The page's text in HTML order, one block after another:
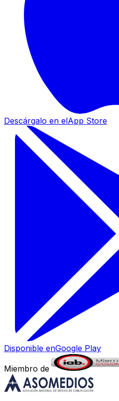
Descárgalo en elApp Store
Disponible enGoogle Play
Miembro de